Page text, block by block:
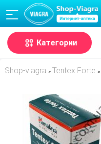
(068)
Категории
Shop-viagra » Tentex Forte »